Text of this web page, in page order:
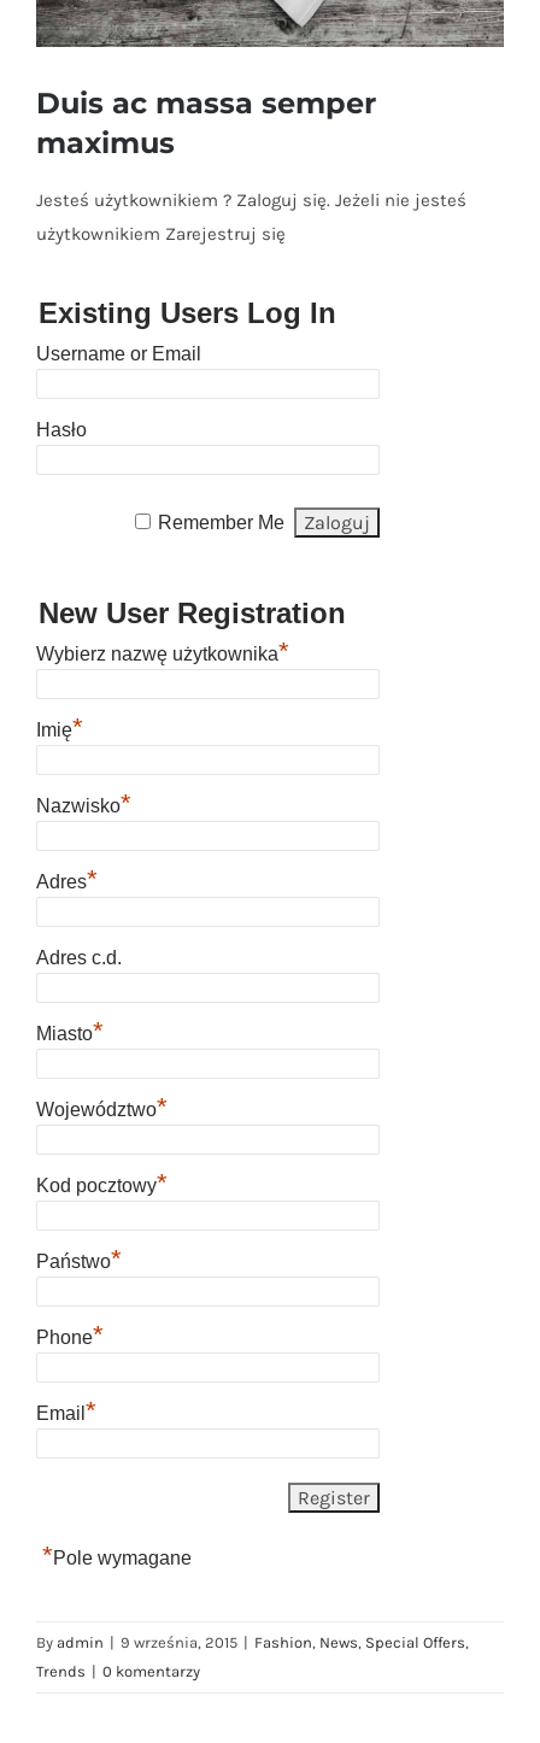
Duis ac massa semper
maximus
Jesteś użytkownikiem ? Zaloguj się. Jeżeli nie jesteś
użytkownikiem Zarejestruj się
Existing Users Log In
Username or Email
Hasło
Remember Me
New User Registration
Wybierz nazwę użytkownika*
Imię*
Nazwisko*
Adres*
Adres c.d.
Miasto*
Województwo*
Kod pocztowy*
Państwo*
Phone*
Email *
*Pole wymagane
By admin | 9 września, 2015 | Fashion, News, Special Offers,
Trends | 0 komentarzy